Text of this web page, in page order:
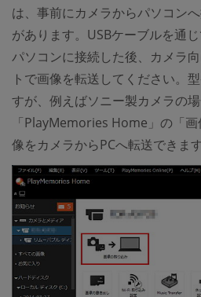
は、事前にカメラからパソコン
があります。USBケーブルを通
パソコンに接続した後、カメラ
トで画像を転送してください。
すが、例えばソニー製カメラの
「PlayMemories Home」の「
像をカメラからPCへ転送できます